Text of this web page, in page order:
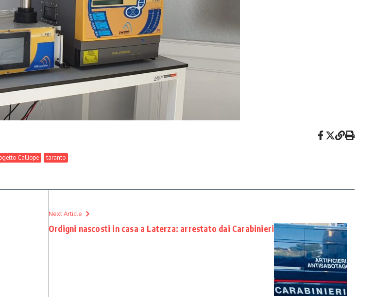
Calliope taranto
Next Article
Ordigni nascosti in casa a Laterza: arrestato dai Carabinieri